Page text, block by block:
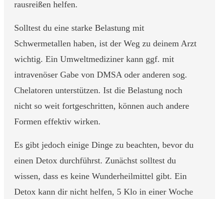
rausreißen helfen.
Solltest du eine starke Belastung mit
Schwermetallen haben, ist der Weg zu deinem Arzt
wichtig. Ein Umweltmediziner kann ggf. mit
intravenöser Gabe von DMSA oder anderen sog.
Chelatoren unterstützen. Ist die Belastung noch
nicht so weit fortgeschritten, können auch andere
Formen effektiv wirken.
Es gibt jedoch einige Dinge zu beachten, bevor du
einen Detox durchführst. Zunächst solltest du
wissen, dass es keine Wunderheilmittel gibt. Ein
Detox kann dir nicht helfen, 5 Klo in einer Woche